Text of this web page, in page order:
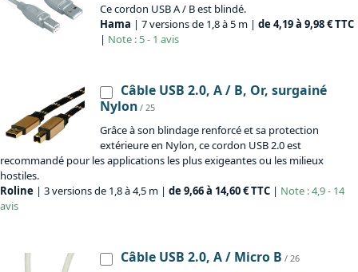
Ce cordon USB A / B est blindé.
Hama | 7 versions de 1,8 à 5 m | de 4,19 à 9,98 € TTC
| Note : 5 - 1 avis
Câble USB 2.0, A / B, Or, surgainé
Nylon / 25
Grâce à son blindage renforcé et sa protection
extérieure en Nylon, ce cordon USB 2.0 est
recommandé pour les applications les plus exigeantes ou les milieux
hostiles.
Roline | 3 versions de 1,8 à 4,5 m | de 9,66 à 14,60 € TTC | Note : 4,9 - 14
avis
Câble USB 2.0, A / Micro B / 26